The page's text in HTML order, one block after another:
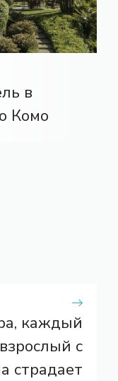
в
Комо
каждый
с
страдает